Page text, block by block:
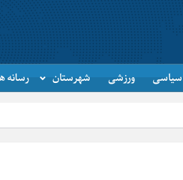
سیاسی ورزشی شهرستان رسانه